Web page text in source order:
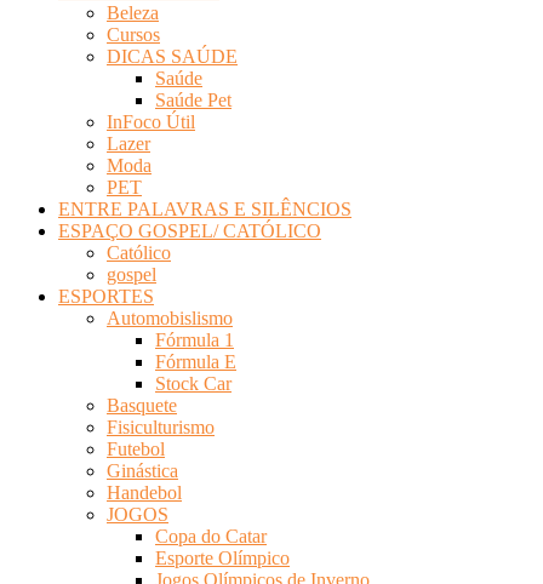
Beleza
Cursos
DICAS SAÚDE
Saúde
Saúde Pet
InFoco Útil
Lazer
Moda
PET
ENTRE PALAVRAS E SILÊNCIOS
ESPAÇO GOSPEL/ CATÓLICO
Católico
gospel
ESPORTES
Automobislismo
Fórmula 1
Fórmula E
Stock Car
Basquete
Fisiculturismo
Futebol
Ginástica
Handebol
JOGOS
Copa do Catar
Esporte Olímpico